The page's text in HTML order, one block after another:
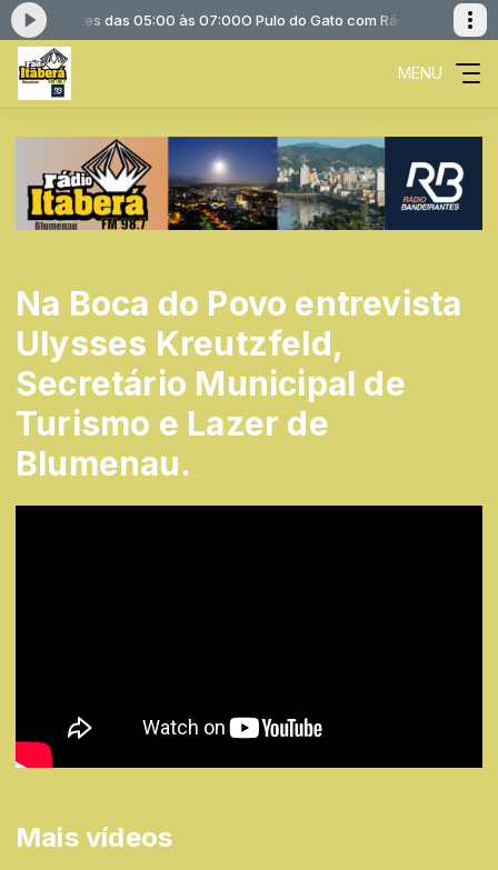
das 05:00 às 07:00O Pulo do Gato com Rádio
MENU
Na Boca do Povo entrevista
Ulysses Kreutzfeld,
Secretário Municipal de
Turismo e Lazer de
Blumenau.
Mais vídeos